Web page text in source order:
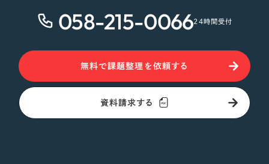
058-215-006624時間受付
無料で課題整理を依頼する
資料請求する